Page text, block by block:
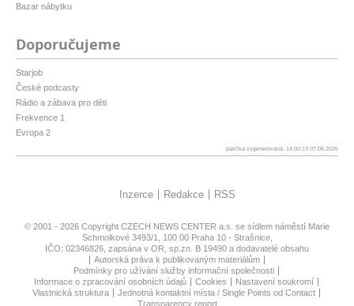
Bazar nábytku
Doporučujeme
Starjob
České podcasty
Rádio a zábava pro děti
Frekvence 1
Evropa 2
patička vygenerovaná: 14:00:19 07.08.2026
Inzerce Redakce RSS
© 2001 - 2026 Copyright CZECH NEWS CENTER a.s. se sídlem náměstí Marie
Schmolkové 3493/1, 100 00 Praha 10 - Strašnice,
IČO: 02346826, zapsána v OR, sp.zn. B 19490 a dodavatelé obsahu
Autorská práva k publikovaným materiálům
Podmínky pro užívání služby informační společnosti
Informace o zpracování osobních údajů
Cookies
Nastavení soukromí
Vlastnická struktura
Jednotná kontaktní místa / Single Points od Contact
Transparency report